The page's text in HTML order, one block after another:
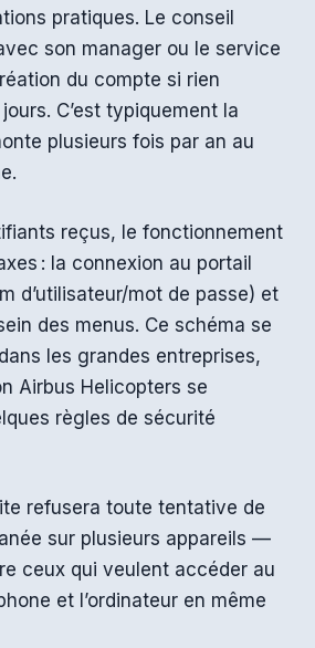
pratiques. Le conseil
son manager ou le service
du compte si rien
C’est typiquement la
plusieurs fois par an au
reçus, le fonctionnement
: la connexion au portail
d’utilisateur/mot de passe) et
des menus. Ce schéma se
les grandes entreprises,
Airbus Helicopters se
règles de sécurité
refusera toute tentative de
sur plusieurs appareils —
ceux qui veulent accéder au
et l’ordinateur en même